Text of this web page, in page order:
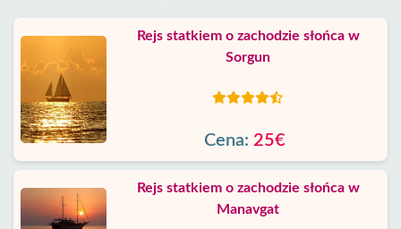
Rejs statkiem o zachodzie słońca w
Sorgun
Cena: 25€
Rejs statkiem o zachodzie słońca w
Manavgat